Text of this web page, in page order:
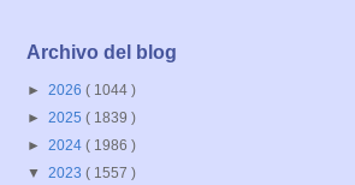
Archivo del blog
► 2026 ( 1044 )
► 2025 ( 1839 )
► 2024 ( 1986 )
▼ 2023 ( 1557 )